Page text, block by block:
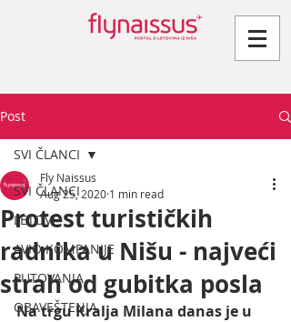
Post
SVI ČLANCI
LETOVI
AVIO KOMPANIJE
PUTOVANJA
OBAVEŠTENJA
SVI ČLANCI
Protest turističkih
radnika u Nišu - najveći
strah od gubitka posla
Fly Naissus
Aug 25, 2020 1 min read
Na trgu Kralja Milana danas je u